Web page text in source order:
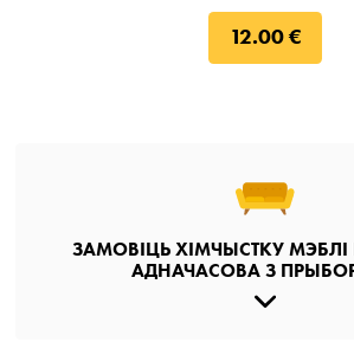
12.00 €
ЗАМОВІЦЬ ХІМЧЫСТКУ
АДНАЧАСОВА З